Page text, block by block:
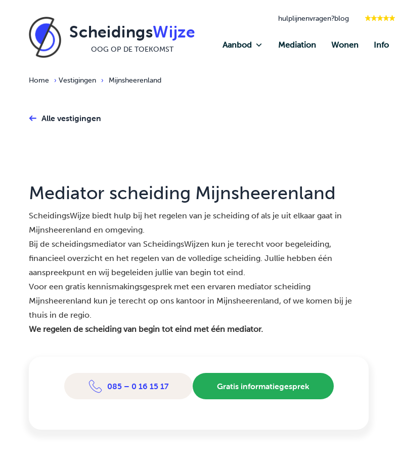
ScheidingsWijze
OOG OP DE TOEKOMST
hulplijnenvragen?blog
Aanbod Mediation Wonen Info
Home › Vestigingen › Mijnsheerenland
Alle vestigingen
Mediator scheiding Mijnsheerenland
ScheidingsWijze biedt hulp bij het regelen van je scheiding of als je uit elkaar gaat in
Mijnsheerenland en omgeving.
Bij de scheidingsmediator van ScheidingsWijzen kun je terecht voor begeleiding,
financieel overzicht en het regelen van de volledige scheiding. Jullie hebben één
aanspreekpunt en wij begeleiden jullie van begin tot eind.
Voor een gratis kennismakingsgesprek met een ervaren mediator scheiding
Mijnsheerenland kun je terecht op ons kantoor in Mijnsheerenland, of we komen bij je
thuis in de regio.
We regelen de scheiding van begin tot eind met één mediator.
085 – 0 16 15 17 Gratis informatiegesprek